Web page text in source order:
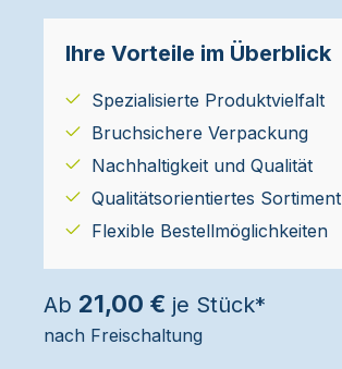
Ihre Vorteile im Überblick
Spezialisierte Produktvielfalt
Bruchsichere Verpackung
Nachhaltigkeit und Qualität
Qualitätsorientiertes Sortiment
Flexible Bestellmöglichkeiten
Ab 21,00 € je Stück*
nach Freischaltung